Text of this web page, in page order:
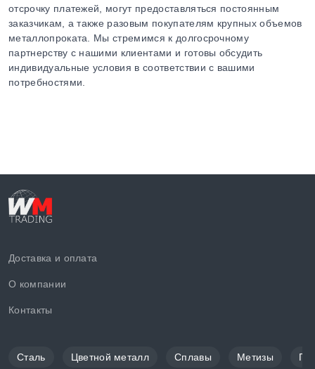
отсрочку платежей, могут предоставляться постоянным
заказчикам, а также разовым покупателям крупных объемов
металлопроката. Мы стремимся к долгосрочному
партнерству с нашими клиентами и готовы обсудить
индивидуальные условия в соответствии с вашими
потребностями.
Доставка и оплата
О компании
Контакты
Сталь Цветной металл Сплавы Метизы